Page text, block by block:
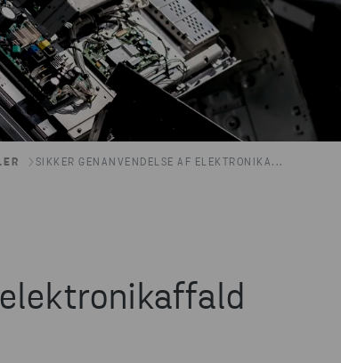
SIKKER GENANVENDELSE AF ELEKTRONIKA...